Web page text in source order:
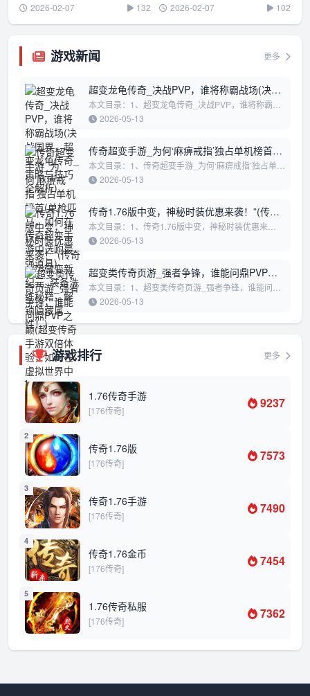
2026-02-07
132
2026-02-07
102
游戏新闻 更多
超变龙龟传奇_决战PVP，谁将称霸战场(决战
国界，超变龙龟传奇_策略与技巧全解析)
本文目录：1、超变龙龟传奇_决战PVP，谁将称霸战
场2、决战国界，超变龙龟传奇_策略与技巧全解析超
变龙龟传奇_决战PVP，谁将称霸战场在《...
2026-05-13
传奇超变手游_为何‘麻痹戒指’独占单机榜首
(单枪匹马，如何在传奇超变手游中选购最强
道具)
本文目录：1、传奇超变手游_为何‘麻痹戒指’独占单机
榜首2、单枪匹马，如何在传奇超变手游中选购最强道
具3、传奇超变手游大主播_PVP荣耀...
2026-05-13
传奇1.76版中变，神秘时装优惠来袭！”(传奇
1.76微变新纪元_装备洗练秘籍，解锁隐藏属
性！)
本文目录：1、传奇1.76版中变，神秘时装优惠来
袭！”2、传奇1.76微变新纪元_装备洗练秘籍，解锁隐
藏属性！3、传奇1.76超变，解锁全服首领...
2026-05-13
超变类传奇页游_强者争锋，谁能问鼎PVP之
巅(超变传奇手游双倍体验，如何在虚拟世界
中迅速崛起”)
本文目录：1、超变类传奇页游_强者争锋，谁能问鼎
PVP之巅2、超变传奇手游双倍体验，如何在虚拟世界
中迅速崛起”超变类传奇页游_强者争锋...
2026-05-13
游戏排行 更多
1
1.76传奇手游
[176传奇] 9237
2
传奇1.76版
[176传奇] 7573
3
传奇1.76手游
[176传奇] 7490
4
传奇1.76金币
[176传奇] 7454
5
1.76传奇私服
[176传奇] 7362